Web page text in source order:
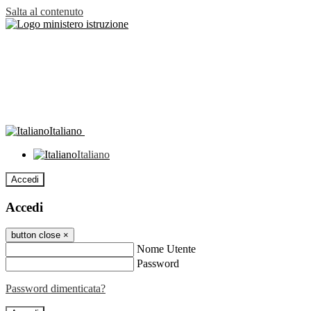
Salta al contenuto
Italiano
Italiano
Accedi
Accedi
button close ×
Nome Utente
Password
Password dimenticata?